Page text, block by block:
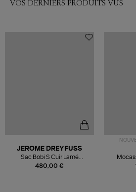
VOS DERNIERS PRODUITS VUS
480,00 €
JEROME DREYFUSS
Sac Bobi S Cuir Lamé
Champagne